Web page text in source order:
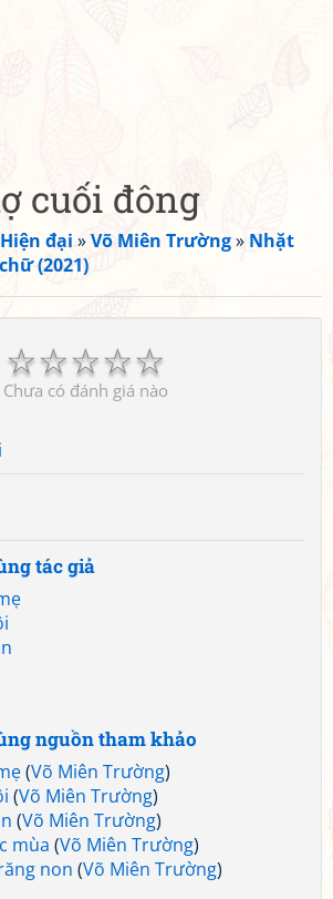
cuối đông
Hiện đại »Võ Miên Trường» Nhặt
(2021)
☆
☆
☆
☆
☆
Chưa có đánh giá nào
tác giả
nguồn tham khảo
(Võ Miên Trường)
(Võ Miên Trường)
(Võ Miên Trường)
mùa (Võ Miên Trường)
non (Võ Miên Trường)